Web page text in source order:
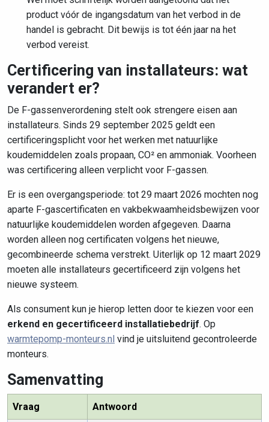
product vóór de ingangsdatum van het verbod in de
handel is gebracht. Dit bewijs is tot één jaar na het
verbod vereist.
Certificering van installateurs: wat
verandert er?
De F-gassenverordening stelt ook strengere eisen aan
installateurs. Sinds 29 september 2025 geldt een
certificeringsplicht voor het werken met natuurlijke
koudemiddelen zoals propaan, CO² en ammoniak. Voorheen
was certificering alleen verplicht voor F-gassen.
Er is een overgangsperiode: tot 29 maart 2026 mochten nog
aparte F-gascertificaten en vakbekwaamheidsbewijzen voor
natuurlijke koudemiddelen worden afgegeven. Daarna
worden alleen nog certificaten volgens het nieuwe,
gecombineerde schema verstrekt. Uiterlijk op 12 maart 2029
moeten alle installateurs gecertificeerd zijn volgens het
nieuwe systeem.
Als consument kun je hierop letten door te kiezen voor een
erkend en gecertificeerd installatiebedrijf. Op
warmtepomp-monteurs.nl vind je uitsluitend gecontroleerde
monteurs.
Samenvatting
Vraag Antwoord